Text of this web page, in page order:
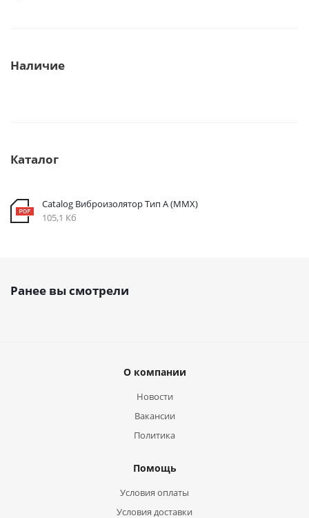
Наличие
Каталог
Catalog Виброизолятор Тип A (MMX)
105,1 Кб
Ранее вы смотрели
О компании
Новости
Вакансии
Политика
Помощь
Условия оплаты
Условия доставки